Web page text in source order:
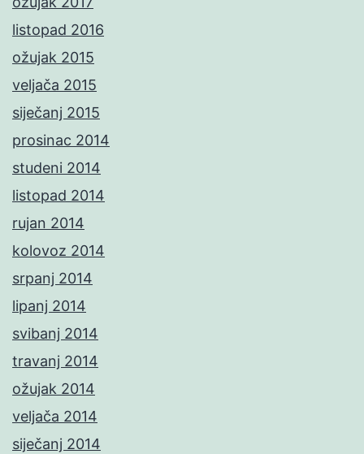
listopad 2016
ožujak 2015
veljača 2015
siječanj 2015
prosinac 2014
studeni 2014
listopad 2014
rujan 2014
kolovoz 2014
srpanj 2014
lipanj 2014
svibanj 2014
travanj 2014
ožujak 2014
veljača 2014
siječanj 2014